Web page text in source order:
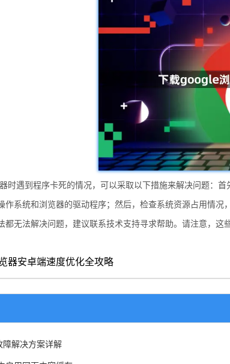
时遇到程序卡死的情况，可以采取以下措施来解决问题：
作系统和浏览器的驱动程序；然后，检查系统资源占用情
都无法解决问题，建议联系技术支持寻求帮助。请注意，这
器安卓端速度优化全攻略
解决方案详解